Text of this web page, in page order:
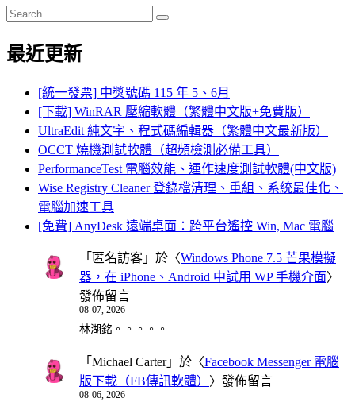
Search
for:
Search
最近更新
[統一發票] 中獎號碼 115 年 5、6月
[下載] WinRAR 壓縮軟體（繁體中文版+免費版）
UltraEdit 純文字、程式碼編輯器（繁體中文最新版）
OCCT 燒機測試軟體（超頻檢測必備工具）
PerformanceTest 電腦效能、運作速度測試軟體(中文版)
Wise Registry Cleaner 登錄檔清理、重組、系統最佳化、
電腦加速工具
[免費] AnyDesk 遠端桌面：跨平台遙控 Win, Mac 電腦
「 匿名訪客 」於〈Windows Phone 7.5 芒果模擬
器，在 iPhone、Android 中試用 WP 手機介面〉
發佈留言
08-07, 2026
林湖銘。。。。。
「 Michael Carter」於〈Facebook Messenger 電腦
版下載（FB傳訊軟體） 〉發佈留言
08-06, 2026